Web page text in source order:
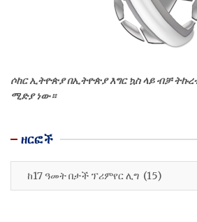
ሶከር ኢትዮጵያ በኢትዮጵያ እግር ኳስ ላይ ብቻ
ሚድያ ነው።
ዘርፎች